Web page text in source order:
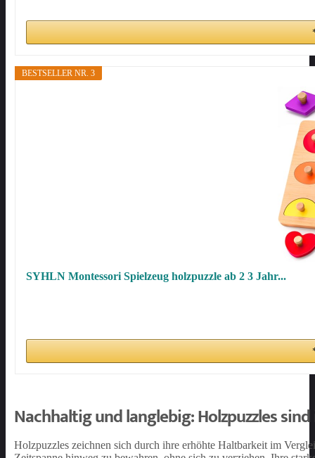
BESTSELLER NR. 3
SYHLN Montessori Spielzeug holzpuzzle ab 2 3 Jahr...
Nachhaltig und langlebig: Holzpuzzles
Holzpuzzles zeichnen sich durch ihre erhöhte Haltbarkeit im